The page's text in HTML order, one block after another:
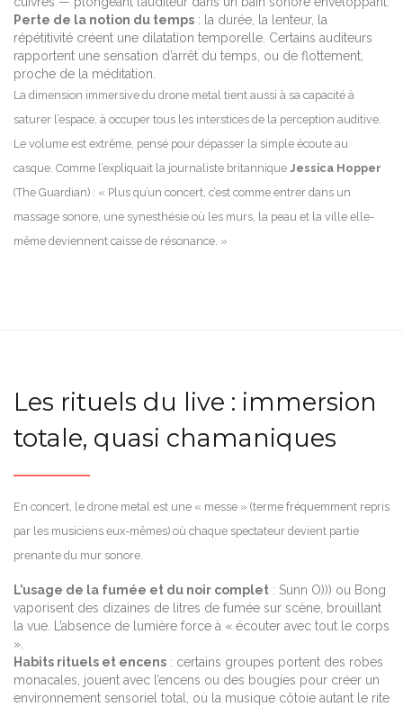
Perte de la notion du temps : la durée, la lenteur, la
répétitivité créent une dilatation temporelle. Certains auditeurs
rapportent une sensation d’arrêt du temps, ou de flottement,
proche de la méditation.
La dimension immersive du drone metal tient aussi à sa capacité à
saturer l’espace, à occuper tous les interstices de la perception auditive.
Le volume est extrême, pensé pour dépasser la simple écoute au
casque. Comme l’expliquait la journaliste britannique Jessica Hopper
(The Guardian) : « Plus qu’un concert, c’est comme entrer dans un
massage sonore, une synesthésie où les murs, la peau et la ville elle-
même deviennent caisse de résonance. »
Les rituels du live : immersion
totale, quasi chamaniques
En concert, le drone metal est une « messe » (terme fréquemment repris
par les musiciens eux-mêmes) où chaque spectateur devient partie
prenante du mur sonore.
L’usage de la fumée et du noir complet : Sunn O))) ou Bong
vaporisent des dizaines de litres de fumée sur scène, brouillant
la vue. L’absence de lumière force à « écouter avec tout le corps
».
Habits rituels et encens : certains groupes portent des robes
monacales, jouent avec l’encens ou des bougies pour créer un
environnement sensoriel total, où la musique côtoie autant le rite